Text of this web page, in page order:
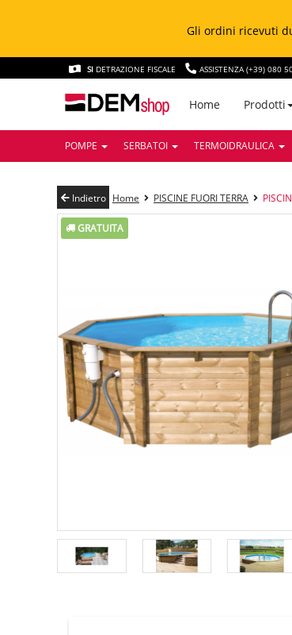
Gli ordini ricevuti
SI DETRAZIONE FISCALE ASSISTENZA (+39) 080
Home Prodotti
POMPE SERBATOI TERMOIDRAULICA
Indietro Home PISCINE FUORI TERRA
GRATUITA